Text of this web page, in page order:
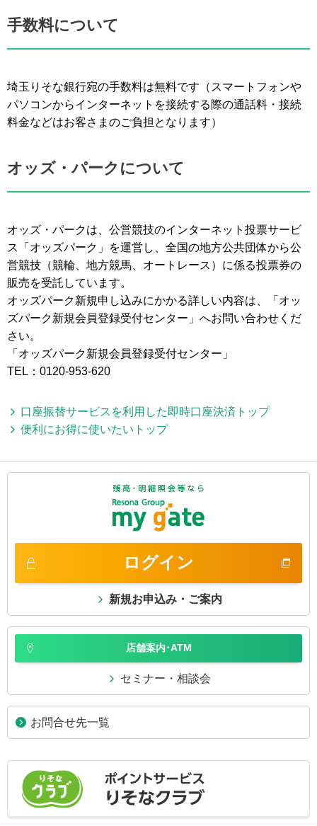
手数料について
埼玉りそな銀行宛の手数料は無料です（スマートフォンや
パソコンからインターネットを接続する際の通話料・接続
料金などはお客さまのご負担となります）
オッズ・パークについて
オッズ・パークは、公営競技のインターネット投票サービ
ス「オッズパーク」を運営し、全国の地方公共団体から公
営競技（競輪、地方競馬、オートレース）に係る投票券の
販売を受託しています。
オッズパーク新規申し込みにかかる詳しい内容は、「オッ
ズパーク新規会員登録受付センター」へお問い合わせくだ
さい。
「オッズパーク新規会員登録受付センター」
TEL：0120-953-620
口座振替サービスを利用した即時口座決済トップ
便利にお得に使いたいトップ
ログイン
新規お申込み・ご案内
店舗案内･ATM
セミナー・相談会
お問合せ先一覧